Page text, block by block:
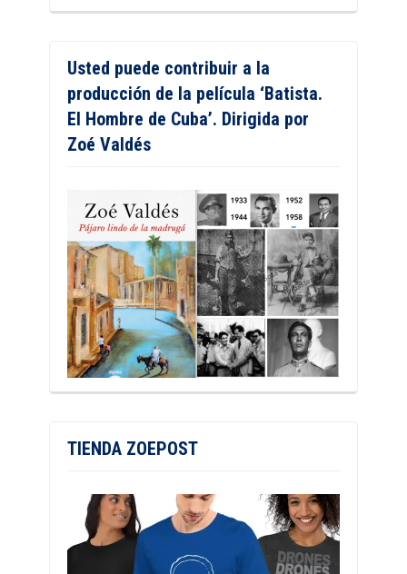
Usted puede contribuir a la
producción de la película ‘Batista.
El Hombre de Cuba’. Dirigida por
Zoé Valdés
TIENDA ZOEPOST